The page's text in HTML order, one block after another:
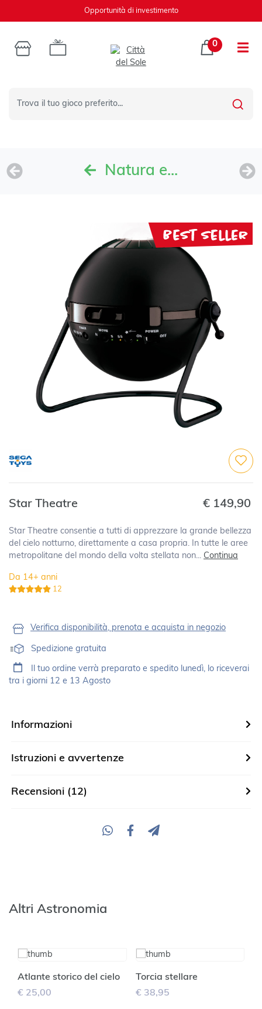
Opportunità di investimento
0
Natura e...
Star Theatre € 149,90
Star Theatre consentie a tutti di apprezzare la grande bellezza
del cielo notturno, direttamente a casa propria. In tutte le aree
metropolitane del mondo della volta stellata non... Continua
Da 14+ anni
12
Verifica disponibilità, prenota e acquista in negozio
Spedizione gratuita
Il tuo ordine verrà preparato e spedito lunedì, lo riceverai
tra i giorni 12 e 13 Agosto
Informazioni
Istruzioni e avvertenze
Recensioni (12)
Altri Astronomia
Atlante storico del cielo
€ 25,00
Torcia stellare
€ 38,95